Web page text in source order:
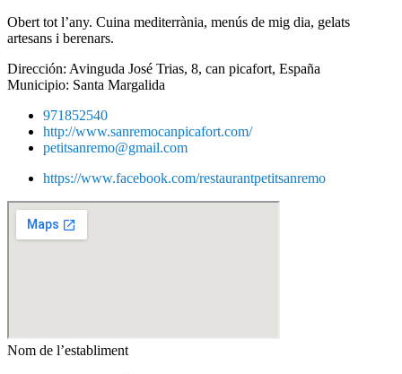
Obert tot l’any. Cuina mediterrània, menús de mig dia, gelats
artesans i berenars.
Dirección: Avinguda José Trias, 8, can picafort, España
Municipio: Santa Margalida
971852540
http://www.sanremocanpicafort.com/
petitsanremo@gmail.com
https://www.facebook.com/restaurantpetitsanremo
Nom de l’establiment